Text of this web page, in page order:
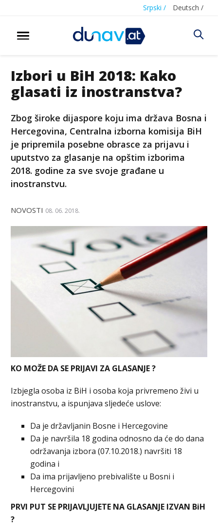
Srpski / Deutsch /
Izbori u BiH 2018: Kako
glasati iz inostranstva?
Zbog široke dijaspore koju ima država Bosna i
Hercegovina, Centralna izborna komisija BiH
je pripremila posebne obrasce za prijavu i
uputstvo za glasanje na opštim izborima
2018. godine za sve svoje građane u
inostranstvu.
NOVOSTI 08. 06. 2018.
KO MOŽE DA SE PRIJAVI ZA GLASANJE ?
Izbjеgla osoba iz BiH i osoba koja privremeno živi u
inostranstvu, a ispunjava sljedeće uslove:
Da je državljanin Bosne i Hercegovine
Da je navršila 18 godina odnosno da će do dana
održavanja izbora (07.10.2018.) navršiti 18
godina i
Da ima prijavljeno prebivalište u Bosni i
Hercegovini
PRVI PUT SE PRIJAVLJUJETE NA GLASANJE IZVAN BiH
?